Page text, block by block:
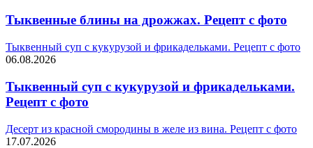
Тыквенные блины на дрожжах. Рецепт с фото
Тыквенный суп с кукурузой и фрикадельками. Рецепт с фото
06.08.2026
Тыквенный суп с кукурузой и фрикадельками.
Рецепт с фото
Десерт из красной смородины в желе из вина. Рецепт с фото
17.07.2026